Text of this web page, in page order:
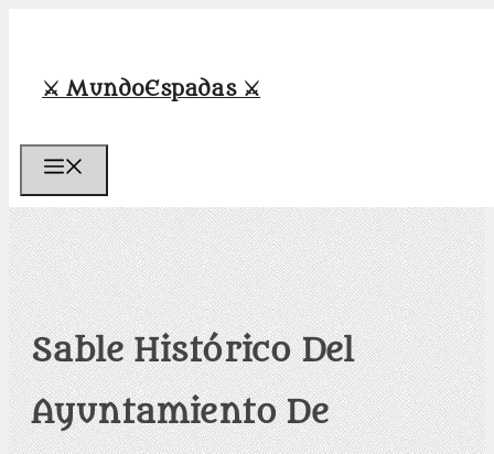
contenido
⚔️ MundoEspadas ⚔️
Sable Histórico Del
Ayuntamiento De